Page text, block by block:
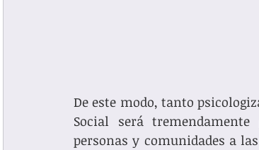
De este modo, tanto
Social será
personas y comunidades a